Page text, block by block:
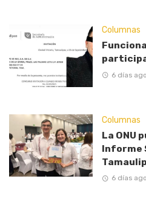
Columnas
6 días ago
Columnas
La ONU
Informe
6 días ago